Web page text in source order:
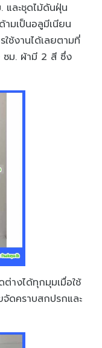
และชุดไม้ดันฝุ่น
มเป็นอลูมีเนียน
ช้งานได้เลยตามที่
ซม. ผ้ามี 2 สี ซึ่ง
างได้ทุกมุมเมื่อใช้
จัดคราบสกปรกและ